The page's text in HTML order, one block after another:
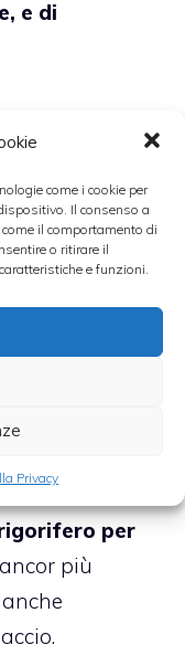
come i cookie per
Il consenso a
il comportamento di
o ritirare il
e funzioni.
Privacy
e di
e bagnatele
altri
un paio di
d’olivae
gli
per
più